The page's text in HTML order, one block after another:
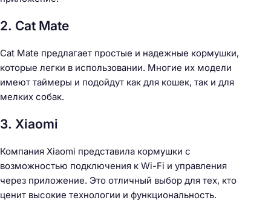
2. Cat Mate
Cat Mate предлагает простые и надежные кормушки,
которые легки в использовании. Многие их модели
имеют таймеры и подойдут как для кошек, так и для
мелких собак.
3. Xiaomi
Компания Xiaomi представила кормушки с
возможностью подключения к Wi-Fi и управления
через приложение. Это отличный выбор для тех, кто
ценит высокие технологии и функциональность.
Н
а
й
т